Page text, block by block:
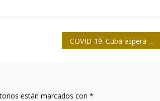
COVID-19: Cuba espera contar con un PCR nacional a finales de abril
están marcados con *